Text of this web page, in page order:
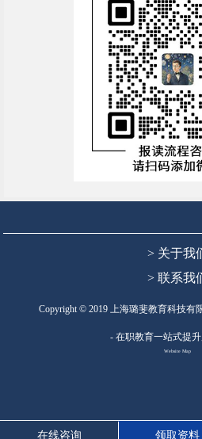
> 关于我
> 联系我
Copyright © 2019 上海璐斐教育科技有
- 在职教育一站式提
Website Map
在线咨询 领取资料